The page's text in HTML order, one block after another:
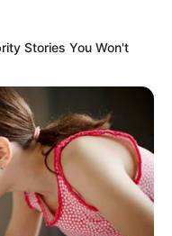
Stories You Won't